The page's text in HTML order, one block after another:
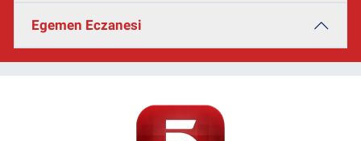
Egemen Eczanesi